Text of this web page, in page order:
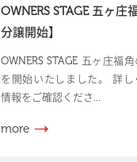
OWNERS STAGE 五ヶ庄
分譲開始】
OWNERS STAGE 五ヶ庄福
を開始いたしました。 詳し
情報をご確認くださ...
more